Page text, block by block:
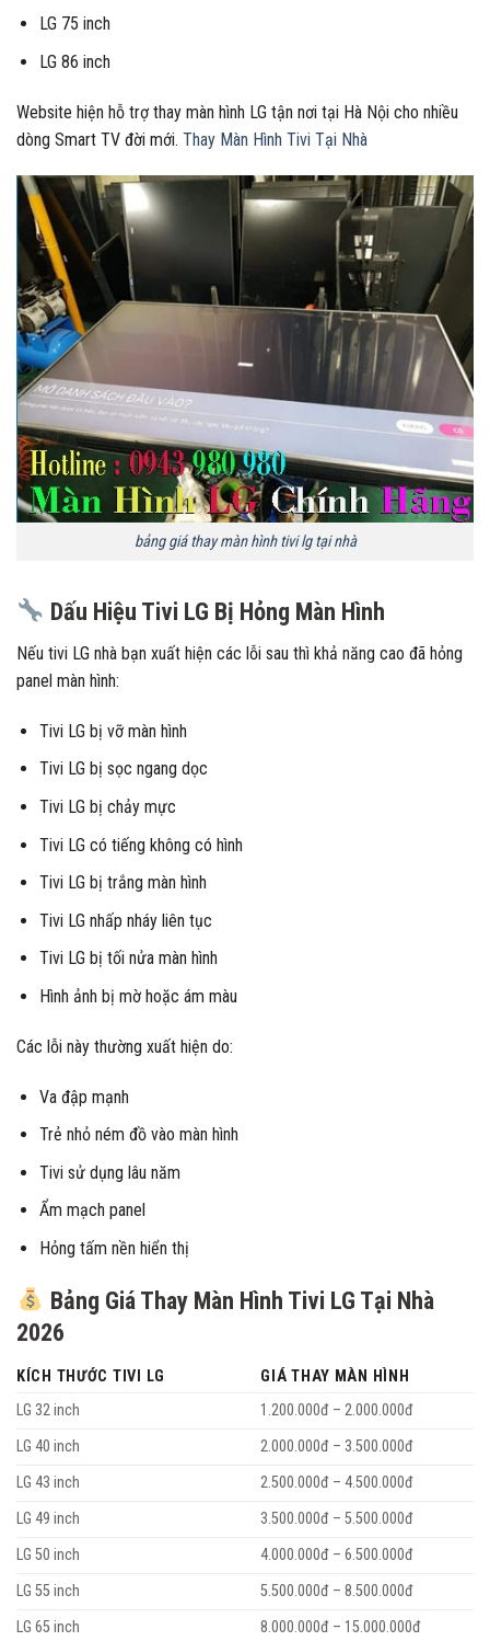
LG 75 inch
LG 86 inch
Website hiện hỗ trợ thay màn hình LG tận nơi tại Hà Nội cho nhiều
dòng Smart TV đời mới. Thay Màn Hình Tivi Tại Nhà
bảng giá thay màn hình tivi lg tại nhà
Dấu Hiệu Tivi LG Bị Hỏng Màn Hình
Nếu tivi LG nhà bạn xuất hiện các lỗi sau thì khả năng cao đã hỏng
panel màn hình:
Tivi LG bị vỡ màn hình
Tivi LG bị sọc ngang dọc
Tivi LG bị chảy mực
Tivi LG có tiếng không có hình
Tivi LG bị trắng màn hình
Tivi LG nhấp nháy liên tục
Tivi LG bị tối nửa màn hình
Hình ảnh bị mờ hoặc ám màu
Các lỗi này thường xuất hiện do:
Va đập mạnh
Trẻ nhỏ ném đồ vào màn hình
Tivi sử dụng lâu năm
Ẩm mạch panel
Hỏng tấm nền hiển thị
Bảng Giá Thay Màn Hình Tivi LG Tại Nhà
2026
KÍCH THƯỚC TIVI LG
GIÁ THAY MÀN HÌNH
LG 32 inch
1.200.000đ – 2.000.000đ
LG 40 inch
2.000.000đ – 3.500.000đ
LG 43 inch
2.500.000đ – 4.500.000đ
LG 49 inch
3.500.000đ – 5.500.000đ
LG 50 inch
4.000.000đ – 6.500.000đ
LG 55 inch
5.500.000đ – 8.500.000đ
LG 65 inch
8.000.000đ – 15.000.000đ